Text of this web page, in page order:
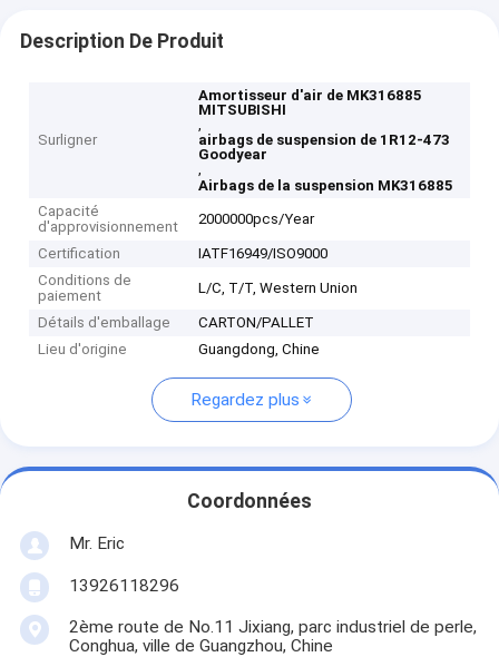
Description De Produit
Surligner
Amortisseur d'air de MK316885
MITSUBISHI
,
airbags de suspension de 1R12-473
Goodyear
,
Airbags de la suspension MK316885
Capacité
d'approvisionnement
2000000pcs/Year
Certification
IATF16949/ISO9000
Conditions de
paiement
L/C, T/T, Western Union
Détails d'emballage
CARTON/PALLET
Lieu d'origine
Guangdong, Chine
Regardez plus
Coordonnées
Mr. Eric
13926118296
2ème route de No.11 Jixiang, parc industriel de perle,
Conghua, ville de Guangzhou, Chine